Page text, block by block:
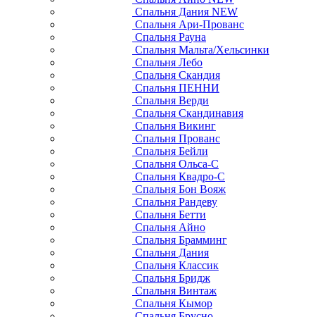
Спальня Дания NEW
Спальня Ари-Прованс
Спальня Рауна
Спальня Мальта/Хельсинки
Спальня Лебо
Спальня Скандия
Спальня ПЕННИ
Спальня Верди
Спальня Скандинавия
Спальня Викинг
Спальня Прованс
Спальня Бейли
Спальня Ольса-С
Спальня Квадро-С
Спальня Бон Вояж
Спальня Рандеву
Спальня Бетти
Спальня Айно
Спальня Брамминг
Спальня Дания
Спальня Классик
Спальня Бридж
Спальня Винтаж
Спальня Кымор